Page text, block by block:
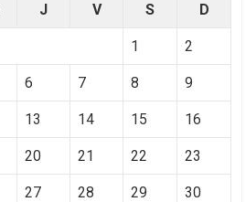
J V S D
1 2
6 7 8 9
13 14 15 16
20 21 22 23
27 28 29 30